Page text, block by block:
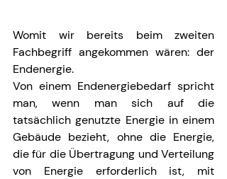
Womit wir bereits beim zweiten
Fachbegriff angekommen wären: der
Endenergie.
Von einem Endenergiebedarf spricht
man, wenn man sich auf die
tatsächlich genutzte Energie in einem
Gebäude bezieht, ohne die Energie,
die für die Übertragung und Verteilung
von Energie erforderlich ist, mit